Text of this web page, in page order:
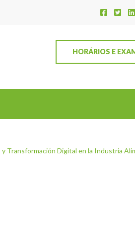
HORÁRIOS E
Transformación Digital en la Industria